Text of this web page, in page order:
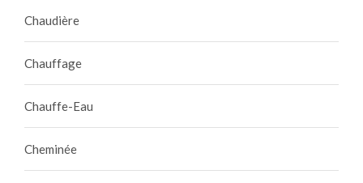
Chaudière
Chauffage
Chauffe-Eau
Cheminée